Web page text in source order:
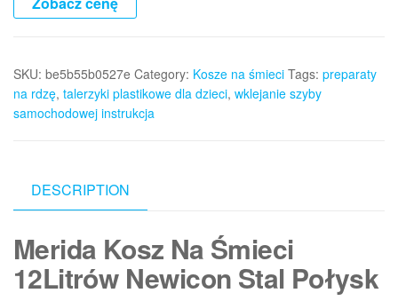
SKU: be5b55b0527e Category: Kosze na śmieci Tags: preparaty
na rdzę, talerzyki plastikowe dla dzieci, wklejanie szyby
samochodowej instrukcja
DESCRIPTION
Merida Kosz Na Śmieci
12Litrów Newicon Stal Połysk